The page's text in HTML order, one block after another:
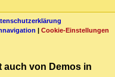
| Cookie-Einstellungen
auch von Demos in